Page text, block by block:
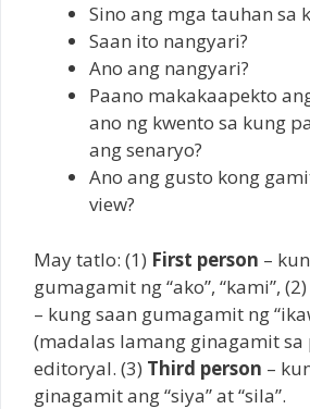
Sino ang mga tauhan sa
Saan ito nangyari?
Ano ang nangyari?
Paano makakaapekto
ano ng kwento sa kung
ang senaryo?
Ano ang gusto kong
view?
May tatlo: (1) First person –
gumagamit ng “ako”, “kami”, (2)
– kung saan gumagamit ng
(madalas lamang ginagamit sa
editoryal. (3) Third person –
ginagamit ang “siya” at “sila”.